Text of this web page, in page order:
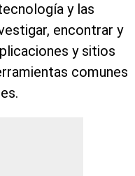
y las
encontrar y
y sitios
comunes